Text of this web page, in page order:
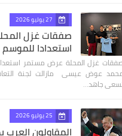
27 يوليو 2026
صفقات غزل
استعدادا للموسم
غزل المحلة عرض مستمر
عوض عيسى مازالت لجنة
جاهد…
25 يوليو 2026
المقاولون العرب